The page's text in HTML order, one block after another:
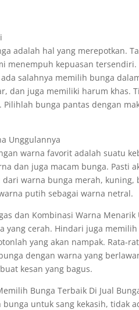
adalah hal yang merepotkan.
menempuh kepuasan
salahnya memilih bunga
dan juga memiliki harum khas.
Pilihlah bunga pantas dengan
Unggulannya
warna favorit adalah suatu
dan juga macam bunga. Pasti
warna bunga merah,
putih sebagai warna netral.
dan Kombinasi Warna
yang cerah. Hindari juga
yang akan nampak. Rata-
dengan warna yang
kesan yang bagus.
Bunga Terbaik Di Jual
untuk sang kekasih, tidak